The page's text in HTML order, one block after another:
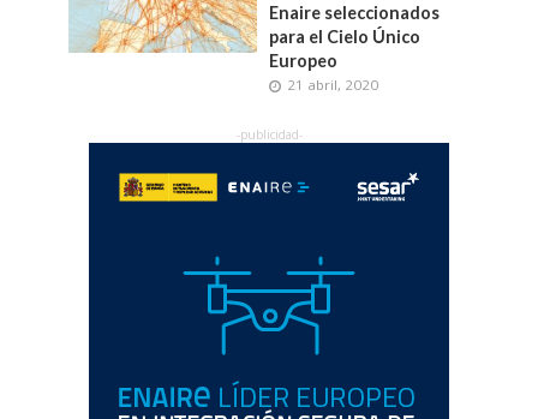
Enaire seleccionados
para el Cielo Único
Europeo
21 abril, 2020